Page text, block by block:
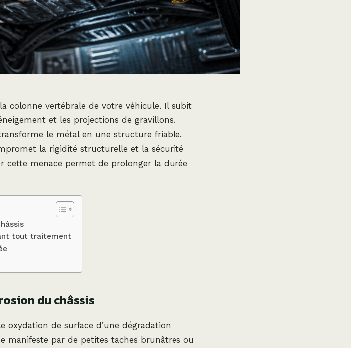
colonne vertébrale de votre véhicule. Il subit
et les projections de gravillons.
le métal en une structure friable.
la rigidité structurelle et la sécurité
cette menace permet de prolonger la durée
tout traitement
du châssis
oxydation de surface d’une dégradation
manifeste par de petites taches brunâtres ou